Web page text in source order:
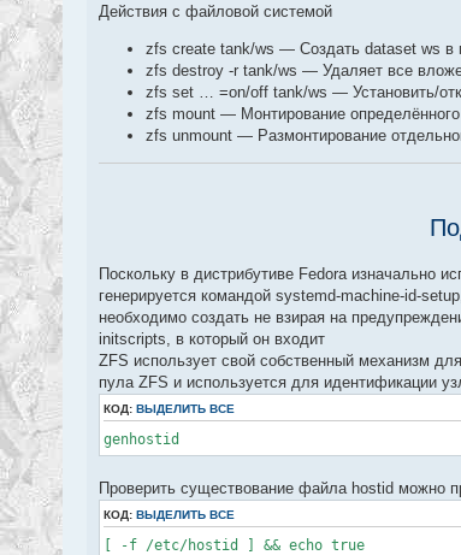
Действия с файловой системой
zfs create tank/ws — Создать dataset ws в
zfs destroy -r tank/ws — Удаляет все
zfs set … =on/off tank/ws — Установить/
zfs mount — Монтирование
zfs unmount — Размонтирование
Поскольку в дистрибутиве Fedora изначально
генерируется командой systemd-machine-id-
необходимо создать не взирая на
initscripts, в который он входит
ZFS использует свой собственный механизм
пула ZFS и используется для идентификации
КОД: ВЫДЕЛИТЬ ВСЕ
genhostid
Проверить существование файла hostid можно
КОД: ВЫДЕЛИТЬ ВСЕ
[ -f /etc/hostid ] && echo true